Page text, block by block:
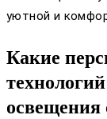
уютной и
Какие